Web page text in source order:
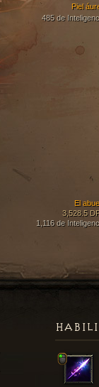
Piel
485 de
El
3,528.5
1,116 de